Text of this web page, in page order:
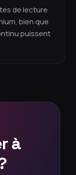
de lecture
bien que
puissent
à